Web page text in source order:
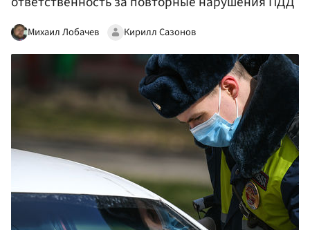
Михаил Лобачев Кирилл Сазонов